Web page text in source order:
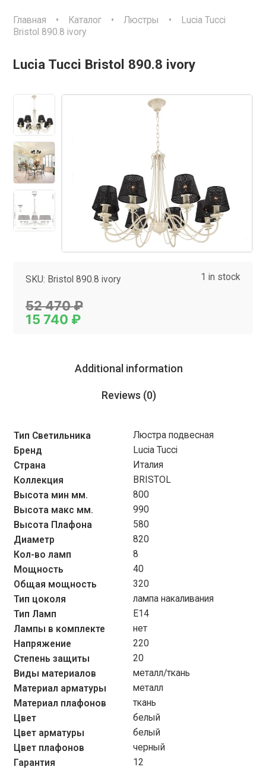
Главная • Каталог •Люстры •
Lucia Tucci
Bristol 890.8 ivory
Lucia Tucci Bristol 890.8 ivory
SKU: Bristol 890.8 ivory
Category: Люстры
1 in stock
52 470₽
15 740 ₽
Additional information
Reviews (0)
Тип Светильника
Люстра подвесная
Бренд
Lucia Tucci
Страна
Италия
Коллекция
BRISTOL
Высота мин мм.
800
Высота макс мм.
990
Высота Плафона
580
Диаметр
820
Кол-во ламп
8
Мощность
40
Общая мощность
320
Тип цоколя
лампа накаливания
Тип Ламп
Е14
Лампы в комплекте
нет
Напряжение
220
Степень защиты
20
Виды материалов
металл/ткань
Материал арматуры
металл
Материал плафонов
ткань
Цвет
белый
Цвет арматуры
белый
Цвет плафонов
черный
Гарантия
12